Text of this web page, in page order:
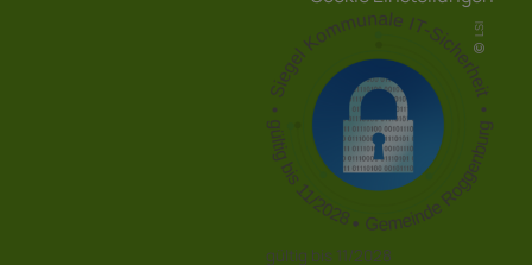
LSI
gültig bis 11/2028